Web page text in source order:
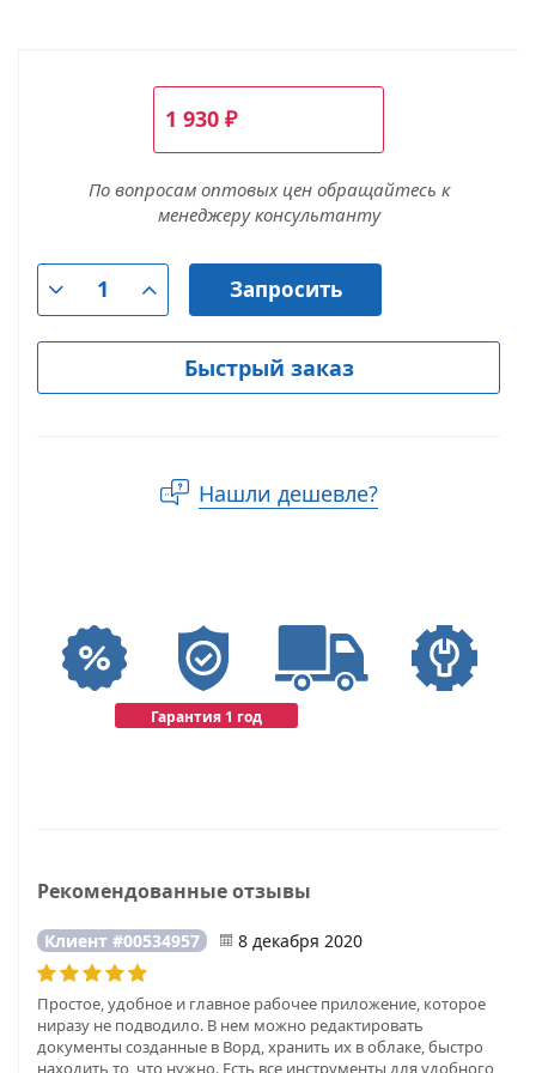
1 930 ₽
По вопросам оптовых цен обращайтесь к
менеджеру консультанту
Запросить
Быстрый заказ
Нашли дешевле?
Гарантия 1 год
Рекомендованные отзывы
Клиент #00534957 8 декабря 2020
Простое, удобное и главное рабочее приложение, которое
ниразу не подводило. В нем можно редактировать
документы созданные в Ворд, хранить их в облаке, быстро
находить то, что нужно. Есть все инструменты для удобного